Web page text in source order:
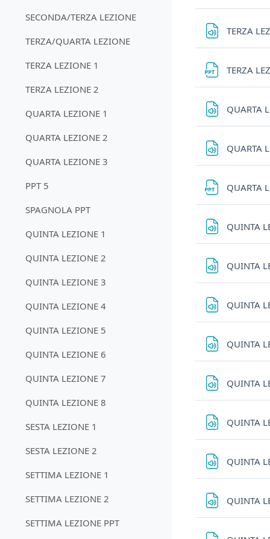
SECONDA/TERZA LEZIONE
TERZA/QUARTA LEZIONE
TERZA LEZIONE 1
TERZA LEZIONE 2
QUARTA LEZIONE 1
QUARTA LEZIONE 2
QUARTA LEZIONE 3
PPT 5
SPAGNOLA PPT
QUINTA LEZIONE 1
QUINTA LEZIONE 2
QUINTA LEZIONE 3
QUINTA LEZIONE 4
QUINTA LEZIONE 5
QUINTA LEZIONE 6
QUINTA LEZIONE 7
QUINTA LEZIONE 8
SESTA LEZIONE 1
SESTA LEZIONE 2
SETTIMA LEZIONE 1
SETTIMA LEZIONE 2
SETTIMA LEZIONE PPT
TERZA
TERZA
QUARTA
QUARTA
QUARTA
QUINTA
QUINTA
QUINTA
QUINTA
QUINTA
QUINTA
QUINTA
QUINTA